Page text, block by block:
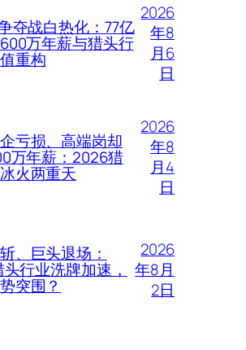
夺战白热化：77亿
万年薪与猎头行
重构
2026
年8
月6
日
亏损、高端岗却
万年薪：2026猎
火两重天
2026
年8
月4
日
、巨头退场：
行业洗牌加速，
突围？
2026
年8月
2日